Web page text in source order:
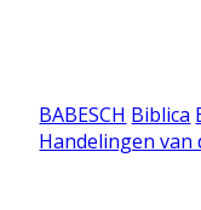
BABESCH Biblica
Handelingen van